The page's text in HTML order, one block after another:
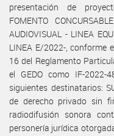
presentación de
FOMENTO
AUDIOVISUAL - LINEA
LINEA E/2022-, conforme
16 del Reglamento
el GEDO como IF-2022-
siguientes destinatarios:
de derecho privado sin
radiodifusión sonora
personería jurídica